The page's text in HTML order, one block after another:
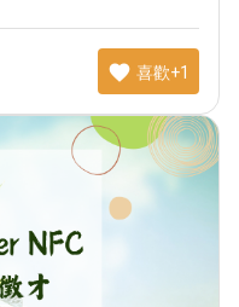
、溫暖能量，以及健康知識
favorite 喜歡+1